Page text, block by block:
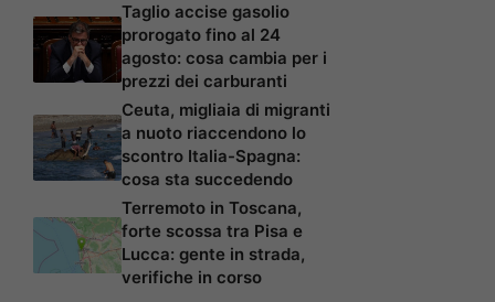
Taglio accise gasolio
prorogato fino al 24
agosto: cosa cambia per i
prezzi dei carburanti
Ceuta, migliaia di migranti
a nuoto riaccendono lo
scontro Italia-Spagna:
cosa sta succedendo
Terremoto in Toscana,
forte scossa tra Pisa e
Lucca: gente in strada,
verifiche in corso